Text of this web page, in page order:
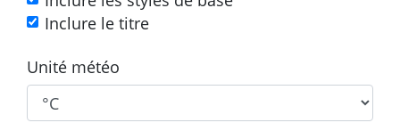
Inclure le titre
Unité météo